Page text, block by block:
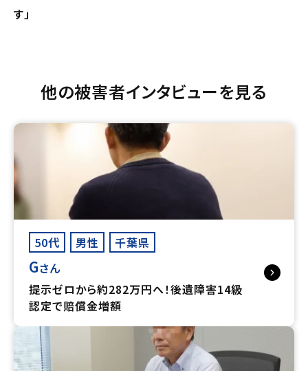
す」
他の被害者インタビューを見る
50代 男性 千葉県
Gさん
提示ゼロから約282万円へ！後遺障害14級
認定で賠償金増額